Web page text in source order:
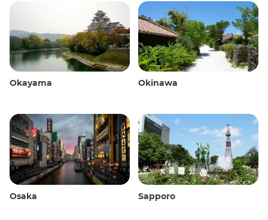
Okayama Okinawa
Osaka Sapporo